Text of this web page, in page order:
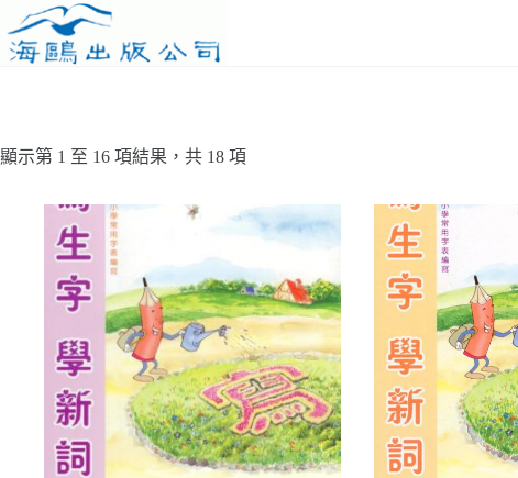
to
content
顯示第 1 至 16 項結果，共 18 項